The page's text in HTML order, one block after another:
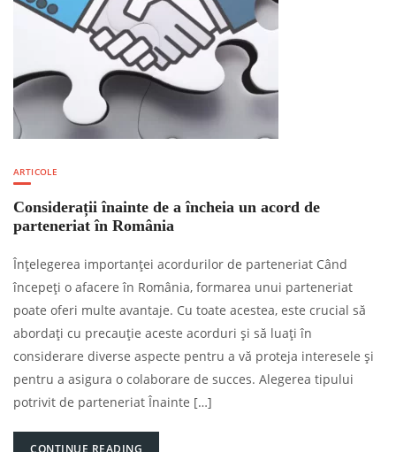
ARTICOLE
Considerații înainte de a încheia un acord de
parteneriat în România
Înțelegerea importanței acordurilor de parteneriat Când
începeți o afacere în România, formarea unui parteneriat
poate oferi multe avantaje. Cu toate acestea, este crucial să
abordați cu precauție aceste acorduri și să luați în
considerare diverse aspecte pentru a vă proteja interesele și
pentru a asigura o colaborare de succes. Alegerea tipului
potrivit de parteneriat Înainte […]